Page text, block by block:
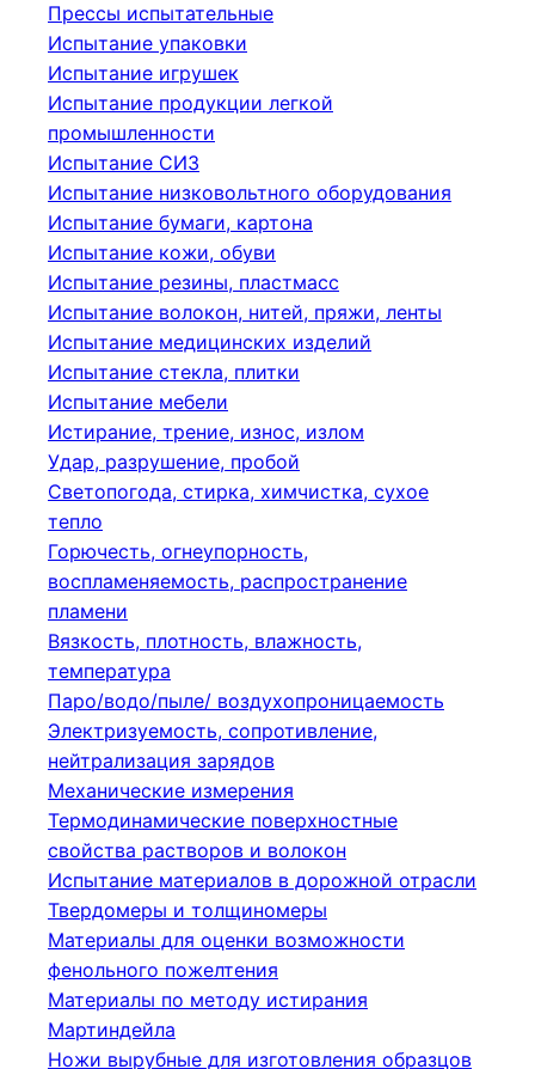
Прессы испытательные
Испытание упаковки
Испытание игрушек
Испытание продукции легкой
промышленности
Испытание СИЗ
Испытание низковольтного оборудования
Испытание бумаги, картона
Испытание кожи, обуви
Испытание резины, пластмасс
Испытание волокон, нитей, пряжи, ленты
Испытание медицинских изделий
Испытание стекла, плитки
Испытание мебели
Истирание, трение, износ, излом
Удар, разрушение, пробой
Светопогода, стирка, химчистка, сухое
тепло
Горючесть, огнеупорность,
воспламеняемость, распространение
пламени
Вязкость, плотность, влажность,
температура
Паро/водо/пыле/ воздухопроницаемость
Электризуемость, сопротивление,
нейтрализация зарядов
Механические измерения
Термодинамические поверхностные
свойства растворов и волокон
Испытание материалов в дорожной отрасли
Твердомеры и толщиномеры
Материалы для оценки возможности
фенольного пожелтения
Материалы по методу истирания
Мартиндейла
Ножи вырубные для изготовления образцов